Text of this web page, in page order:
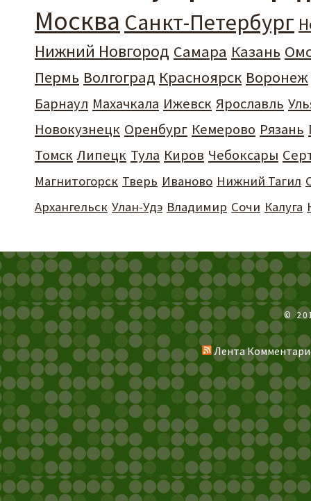
Москва Санкт-Петербург
Нижний Новгород Самара Казань
Пермь Волгоград Красноярск Воронеж
Барнаул Махачкала Ижевск Ярославль
Новокузнецк Оренбург Кемерово Рязань
Томск Липецк Тула Киров Чебоксары
Магнитогорск Тверь Иваново Нижний Тагил
Архангельск Улан-Удэ Владимир Сочи Калуга
©
Лента